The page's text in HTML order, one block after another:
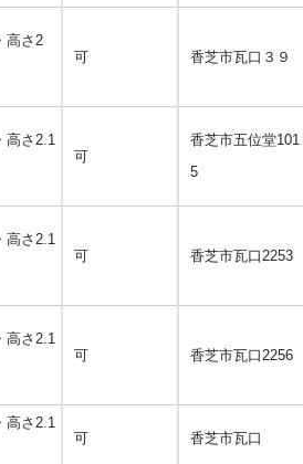
高さ2
可 香芝市瓦口３９
高さ2.1
可
香芝市五位堂101
5
高さ2.1
可 香芝市瓦口2253
高さ2.1
可 香芝市瓦口2256
高さ2.1
可 香芝市瓦口